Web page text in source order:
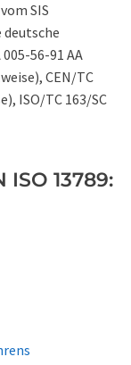
SIS
deutsche
56-91 AA
CEN/TC
ISO/TC 163/SC
13789: